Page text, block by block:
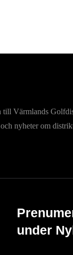
till Värmlands
nyheter om
under